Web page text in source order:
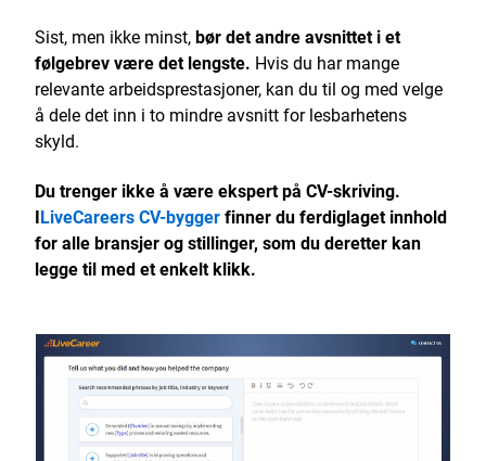
Sist, men ikke minst,bør det andre avsnittet i et
følgebrev være det lengste. Hvis du har mange
relevante arbeidsprestasjoner, kan du til og med velge
å dele det inn i to mindre avsnitt for lesbarhetens
skyld.
Du trenger ikke å være ekspert på CV-skriving.
ILiveCareers CV-byggerfinner du ferdiglaget innhold
for alle bransjer og stillinger, som du deretter kan
legge til med et enkelt klikk.